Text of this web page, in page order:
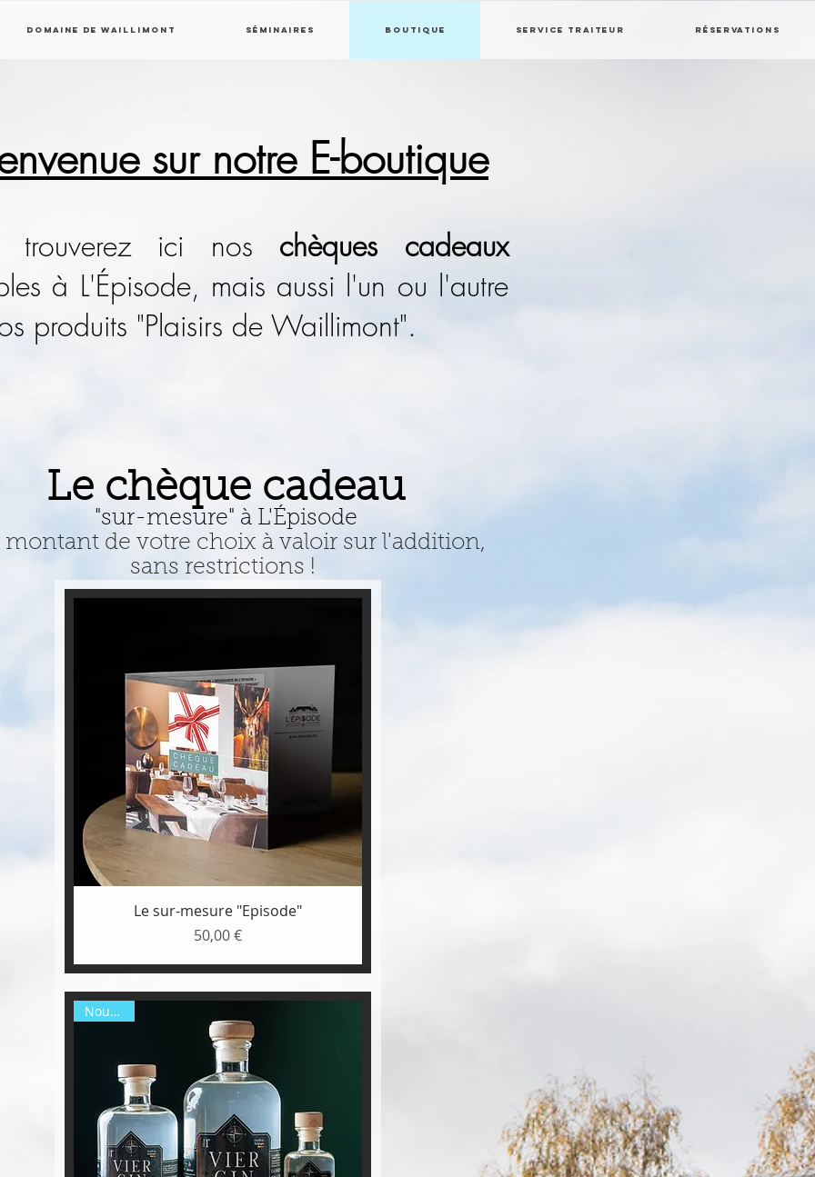
Domaine de Waillimont Séminaires Boutique Service traiteur Réservations
sur notre E-boutique
trouverez ici nos chèques cadeaux
à L'Épisode, mais aussi l'un ou l'autre
produits "Plaisirs de Waillimont".
Aperçu rapide
Le sur-mesure "Episode"
Prix
50,00 €
Nouveau
Le chèque cadeau
"sur-mesure" à L'Épisode
de votre choix à valoir sur l'addition,
sans restrictions !